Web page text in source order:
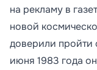
на рекламу в
новой
доверили пройти
июня 1983 года